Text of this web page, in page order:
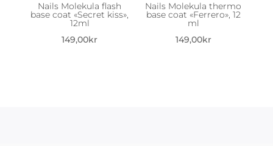
Nails Molekula flash
base coat «Secret kiss»,
12ml
149,00kr
Nails Molekula thermo
base coat «Ferrero», 12
ml
149,00kr